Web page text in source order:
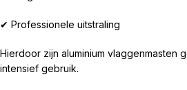
✔ Professionele uitstraling
Hierdoor zijn aluminium vlaggenmasten
intensief gebruik.